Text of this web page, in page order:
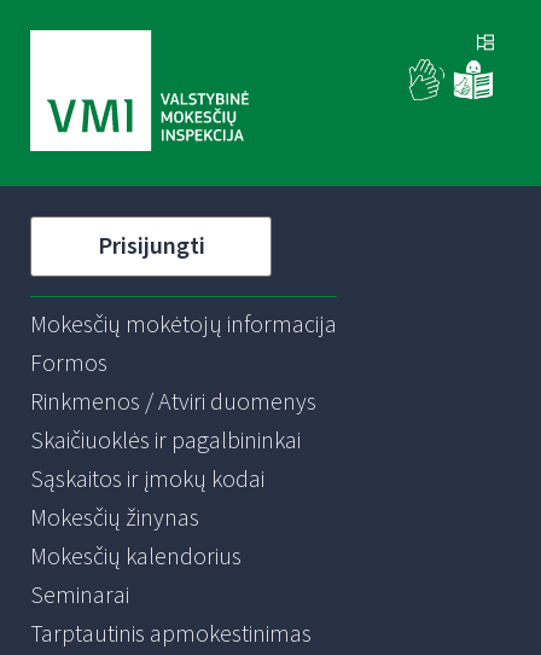
Prisijungti
Mokesčių mokėtojų informacija
Formos
Rinkmenos / Atviri duomenys
Skaičiuoklės ir pagalbininkai
Sąskaitos ir įmokų kodai
Mokesčių žinynas
Mokesčių kalendorius
Seminarai
Tarptautinis apmokestinimas